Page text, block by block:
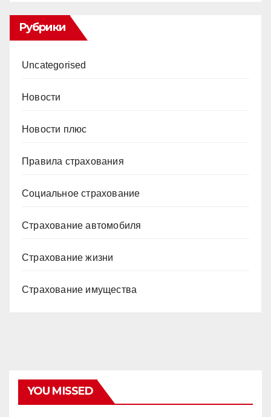
Рубрики
Uncategorised
Новости
Новости плюс
Правила страхования
Социальное страхование
Страхование автомобиля
Страхование жизни
Страхование имущества
YOU MISSED